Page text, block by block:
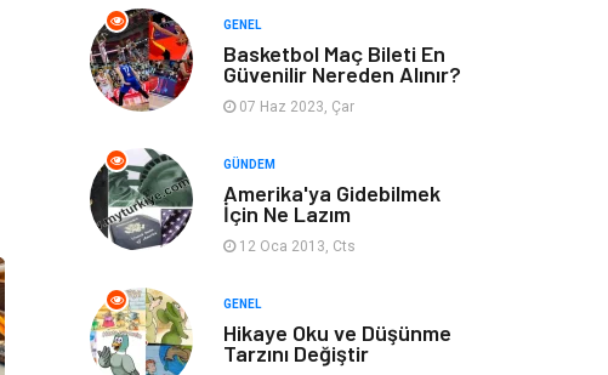
Markalar Bilet
Tarih Spor Malzemeleri
GENEL
Basketbol Maç Bileti En
Güvenilir Nereden Alınır?
07 Haz 2023, Çar
GÜNDEM
Amerika'ya Gidebilmek
İçin Ne Lazım
12 Oca 2013, Cts
GENEL
Hikaye Oku ve Düşünme
Tarzını Değiştir